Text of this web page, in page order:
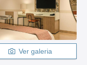
Ver galeria